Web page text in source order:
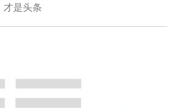
才是头条